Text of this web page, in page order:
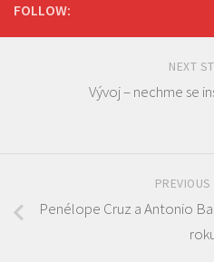
FOLLOW:
NEXT
Vývoj – nechme se
Penélope Cruz a Antonio